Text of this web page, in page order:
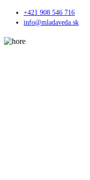
+421 908 546 716
info@mladaveda.sk